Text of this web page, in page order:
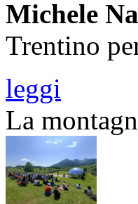
Michele
Trentino
leggi
La